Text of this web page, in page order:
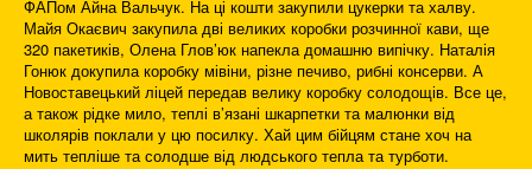
ФАПом Айна Вальчук. На ці кошти закупили цукерки та халву.
Майя Окаєвич закупила дві великих коробки розчинної кави, ще
320 пакетиків, Олена Глов’юк напекла домашню випічку. Наталія
Гонюк докупила коробку мівіни, різне печиво, рибні консерви. А
Новоставецький ліцей передав велику коробку солодощів. Все це,
а також рідке мило, теплі в’язані шкарпетки та малюнки від
школярів поклали у цю посилку. Хай цим бійцям стане хоч на
мить тепліше та солодше від людського тепла та турботи.